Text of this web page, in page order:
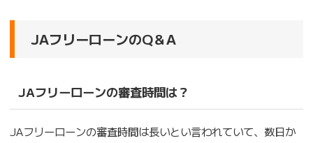
JAフリーローンのQ＆A
JAフリーローンの審査時間は？
JAフリーローンの審査時間は長いとい言われていて、数日か